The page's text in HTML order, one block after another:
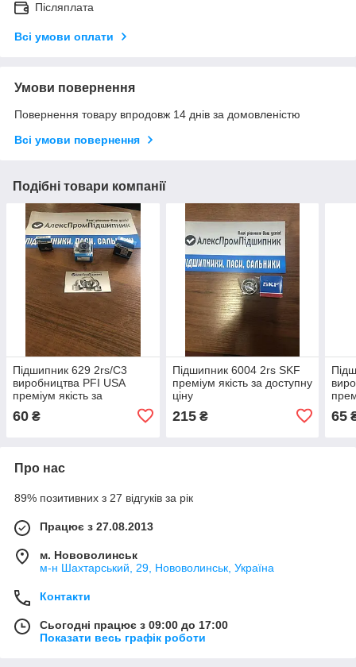
Післяплата
Всі умови оплати
Умови повернення
Повернення товару впродовж 14 днів за домовленістю
Всі умови повернення
Подібні товари компанії
Підшипник 629 2rs/C3
виробництва PFI USA
преміум якість за
60 ₴
Підшипник 6004 2rs SKF
преміум якість за доступну
ціну
215₴ 65
Про нас
89% позитивних з 27 відгуків за рік
Працює з 27.08.2013
м. Нововолинськ
м-н Шахтарський, 29, Нововолинськ, Україна
Контакти
Сьогодні працює з 09:00 до 17:00
Показати весь графік роботи